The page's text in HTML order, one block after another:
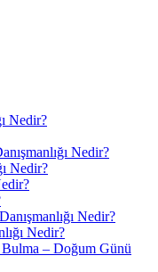
Nedir?
Nedir?
Nedir?
Nedir?
Nedir?
– Doğum Günü